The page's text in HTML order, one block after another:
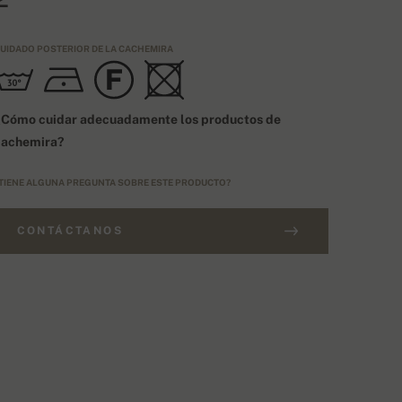
POSTERIOR DE LA CACHEMIRA
cuidar adecuadamente los productos de
ALGUNA PREGUNTA SOBRE ESTE PRODUCTO?
CONTÁCTANOS